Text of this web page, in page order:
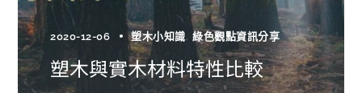
2020-12-06 塑木小知識 綠色觀點資訊分享
塑木與實木材料特性比較